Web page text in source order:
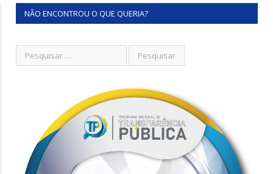
NÃO ENCONTROU O QUE QUERIA?